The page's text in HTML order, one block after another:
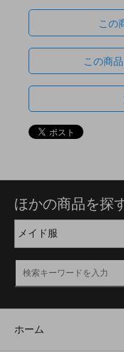
この
この商
ほかの商品を探
ホーム